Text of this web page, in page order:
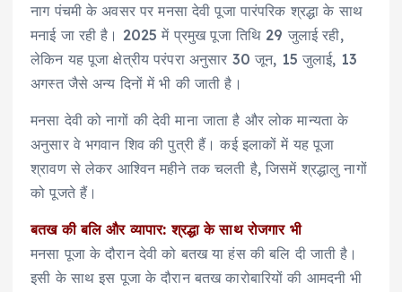
नाग पंचमी के अवसर पर मनसा देवी पूजा पारंपरिक श्रद्धा के साथ
मनाई जा रही है। 2025 में प्रमुख पूजा तिथि 29 जुलाई रही,
लेकिन यह पूजा क्षेत्रीय परंपरा अनुसार 30 जून, 15 जुलाई, 13
अगस्त जैसे अन्य दिनों में भी की जाती है।
मनसा देवी को नागों की देवी माना जाता है और लोक मान्यता के
अनुसार वे भगवान शिव की पुत्री हैं। कई इलाकों में यह पूजा
श्रावण से लेकर आश्विन महीने तक चलती है, जिसमें श्रद्धालु नागों
को पूजते हैं।
बतख की बलि और व्यापार: श्रद्धा के साथ रोजगार भी
मनसा पूजा के दौरान देवी को बतख या हंस की बलि दी जाती है।
इसी के साथ इस पूजा के दौरान बतख कारोबारियों की आमदनी भी